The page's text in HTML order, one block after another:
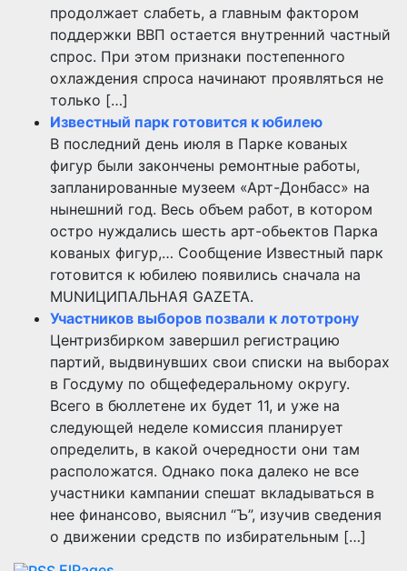
продолжает слабеть, а главным фактором
поддержки ВВП остается внутренний частный
спрос. При этом признаки постепенного
охлаждения спроса начинают проявляться не
только […]
Известный парк готовится к юбилею
В последний день июля в Парке кованых
фигур были закончены ремонтные работы,
запланированные музеем «Арт-Донбасс» на
нынешний год. Весь объем работ, в котором
остро нуждались шесть арт-обьектов Парка
кованых фигур,… Сообщение Известный парк
готовится к юбилею появились сначала на
MUNИЦИПАЛЬНАЯ GAZЕТА.
Участников выборов позвали к лототрону
Центризбирком завершил регистрацию
партий, выдвинувших свои списки на выборах
в Госдуму по общефедеральному округу.
Всего в бюллетене их будет 11, и уже на
следующей неделе комиссия планирует
определить, в какой очередности они там
расположатся. Однако пока далеко не все
участники кампании спешат вкладываться в
нее финансово, выяснил “Ъ”, изучив сведения
о движении средств по избирательным […]